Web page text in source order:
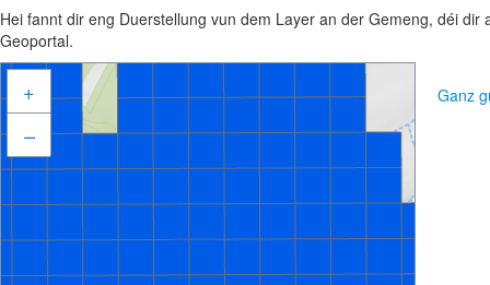
Hei fannt dir eng Duerstellung vun dem Layer an der Gemeng, déi
Geoportal.
+
–
Ganz